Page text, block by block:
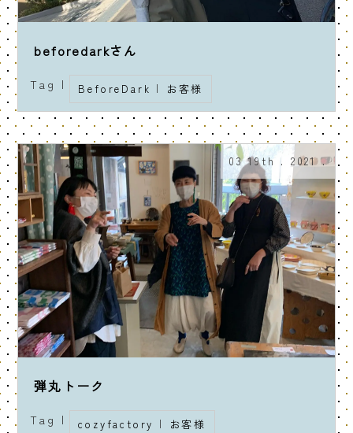
beforedarkさん
Tag | BeforeDark | お客様
03 19th . 2021 .
弾丸トーク
Tag | cozyfactory | お客様